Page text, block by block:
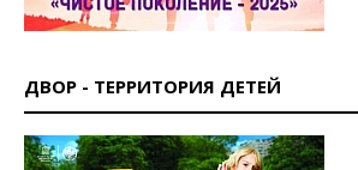
ДВОР - ТЕРРИТОРИЯ ДЕТЕЙ